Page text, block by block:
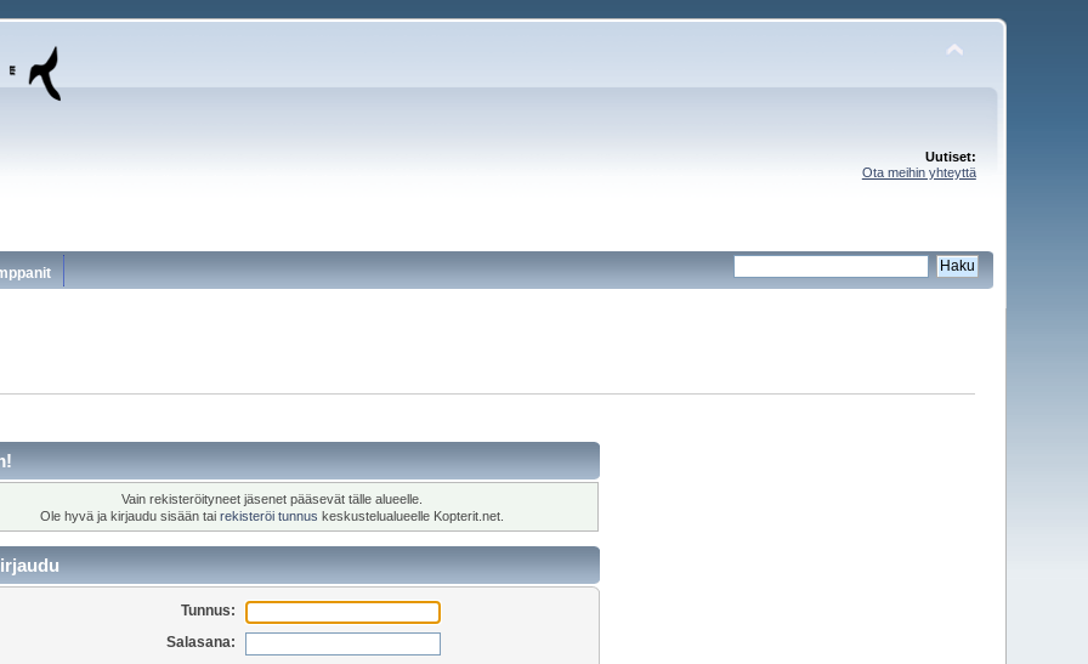
Uutiset:
Ota meihin yhteyttä
Vain rekisteröityneet jäsenet pääsevät tälle alueelle.
Ole hyvä ja kirjaudu sisään tai rekisteröi tunnus keskustelualueelle Kopterit.net.
Tunnus:
Salasana: